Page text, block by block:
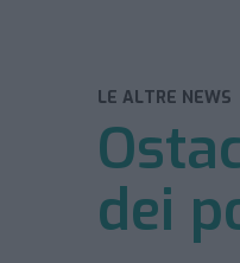
LE ALTRE NEWS
dei